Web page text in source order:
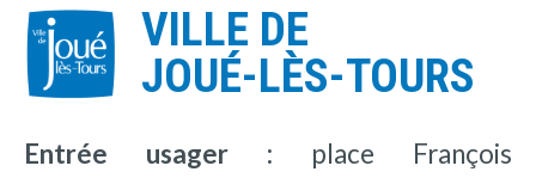
VILLE DE
JOUÉ-LÈS-TOURS
Entrée usager : place François